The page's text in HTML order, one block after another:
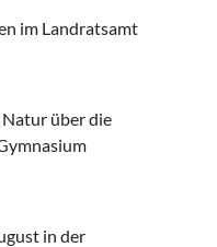
im Landratsamt
Natur über die
in der